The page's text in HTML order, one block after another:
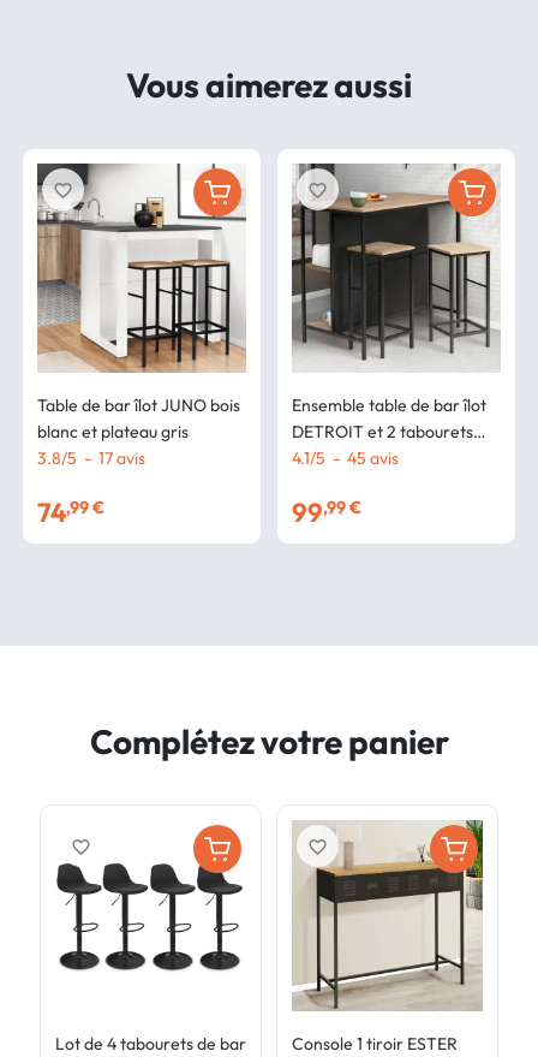
Vous aimerez aussi
Table de bar îlot JUNO bois
blanc et plateau gris
3.8/5 - 17avis
74,99 €
favorite_border
Ensemble table de bar îlot
DETROIT et 2 tabourets
design industriel
4.1/5 - 45 avis
99,99 €
favorite_border
Complétez votre panier
Lot de 4 tabourets de bar
favorite_border
Console 1 tiroir ESTER
favorite_border